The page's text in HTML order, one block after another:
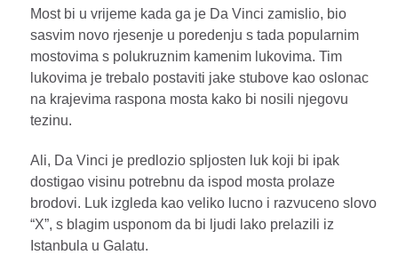
Most bi u vrijeme kada ga je Da Vinci zamislio, bio
sasvim novo rjesenje u poredenju s tada popularnim
mostovima s polukruznim kamenim lukovima. Tim
lukovima je trebalo postaviti jake stubove kao oslonac
na krajevima raspona mosta kako bi nosili njegovu
tezinu.
Ali, Da Vinci je predlozio spljosten luk koji bi ipak
dostigao visinu potrebnu da ispod mosta prolaze
brodovi. Luk izgleda kao veliko lucno i razvuceno slovo
“X”, s blagim usponom da bi ljudi lako prelazili iz
Istanbula u Galatu.